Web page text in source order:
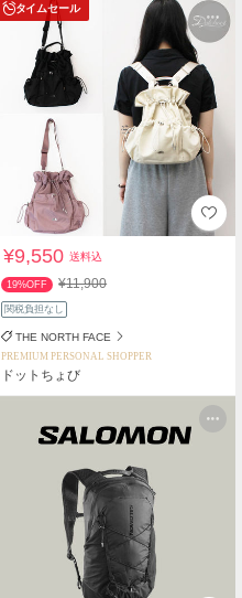
タイムセール
¥9,550送料込
19%OFF ¥11,900
関税負担なし
THE NORTH FACE
PREMIUM PERSONAL SHOPPER
ドットちょび